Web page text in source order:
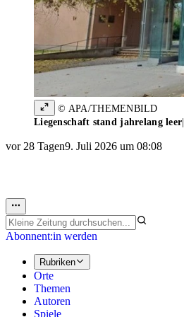
© APA/THEMENBILD
Liegenschaft stand jahrelang leer
vor 28 Tagen9. Juli 2026 um 08:08
Abonnent:in werden
Rubriken
Orte
Themen
Autoren
Spiele